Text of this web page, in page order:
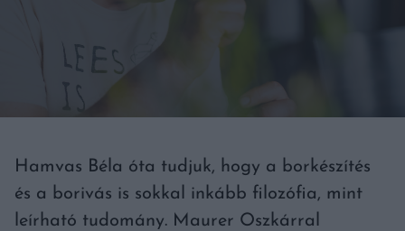
Hamvas Béla óta tudjuk, hogy a borkészítés
és a borivás is sokkal inkább filozófia, mint
leírható tudomány. Maurer Oszkárral